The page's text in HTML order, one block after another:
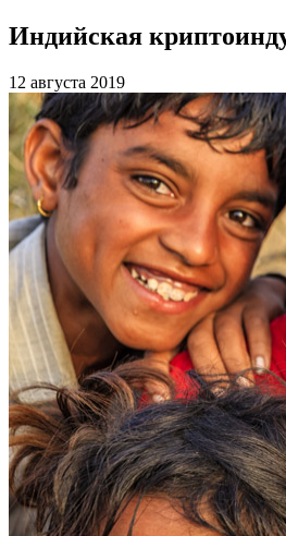
Индийская
12 августа 2019